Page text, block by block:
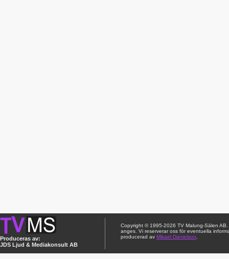
Produceras av:
JDS Ljud & Mediakonsult AB
Copyright © 1995-2026 TV Malung-Sälen
anges. Vi reserverar oss för eventuella
producerad av Mikael Danielson